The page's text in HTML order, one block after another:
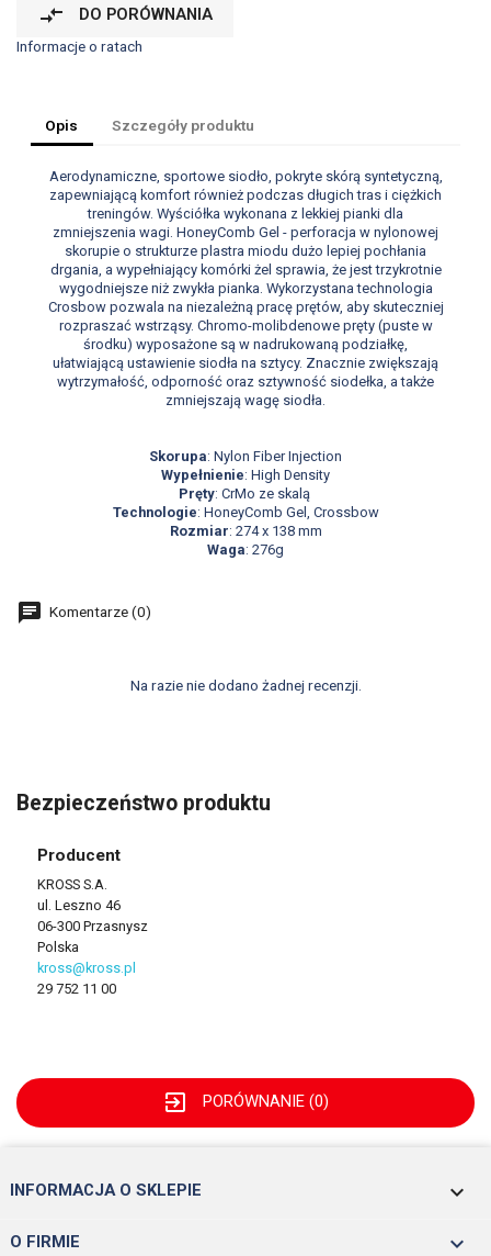
compare_arrows DO PORÓWNANIA
Informacje o ratach
Opis Szczegóły produktu
Aerodynamiczne, sportowe siodło, pokryte skórą syntetyczną,
zapewniającą komfort również podczas długich tras i ciężkich
treningów. Wyściółka wykonana z lekkiej pianki dla
zmniejszenia wagi. HoneyComb Gel - perforacja w nylonowej
skorupie o strukturze plastra miodu dużo lepiej pochłania
drgania, a wypełniający komórki żel sprawia, że jest trzykrotnie
wygodniejsze niż zwykła pianka. Wykorzystana technologia
Crosbow pozwala na niezależną pracę prętów, aby skuteczniej
rozpraszać wstrząsy. Chromo-molibdenowe pręty (puste w
środku) wyposażone są w nadrukowaną podziałkę,
ułatwiającą ustawienie siodła na sztycy. Znacznie zwiększają
wytrzymałość, odporność oraz sztywność siodełka, a także
zmniejszają wagę siodła.
Skorupa: Nylon Fiber Injection
Wypełnienie: High Density
Pręty: CrMo ze skalą
Technologie: HoneyComb Gel, Crossbow
Rozmiar: 274 x 138 mm
Waga: 276g
Komentarze (0)
Na razie nie dodano żadnej recenzji.
Bezpieczeństwo produktu
Producent
KROSS S.A.
ul. Leszno 46
06-300 Przasnysz
Polska
kross@kross.pl
29 752 11 00
exit_to_app PORÓWNANIE (0)
INFORMACJA O SKLEPIE keyboard_arrow_down
O FIRMIE 